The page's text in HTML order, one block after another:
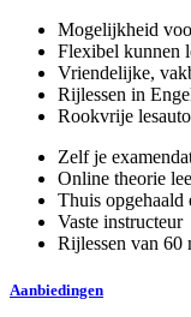
Mogelijkheid
Flexibel kunnen
Vriendelijke,
Rijlessen in
Rookvrije
Zelf je
Online theorie
Thuis opgehaald
Vaste instructeur
Rijlessen van 60
Aanbiedingen